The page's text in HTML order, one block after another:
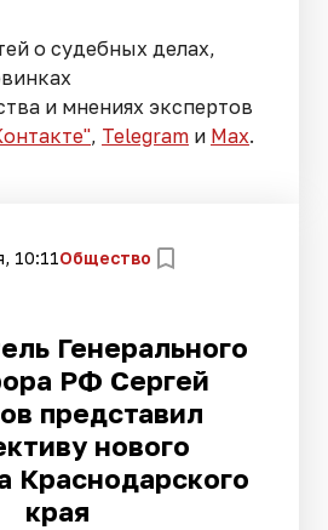
о судебных делах,
и мнениях экспертов
, Telegram и Max.
10:11Общество
Генерального
РФ Сергей
представил
нового
Краснодарского
края